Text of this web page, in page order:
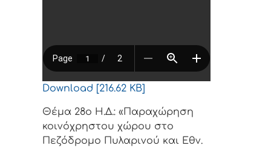
Download [216.62 KB]
Θέμα 28ο Η.Δ.: «Παραχώρηση
κοινόχρηστου χώρου στο
Πεζόδρομο Πυλαρινού και Εθν.